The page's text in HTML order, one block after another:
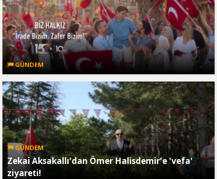
GÜNDEM
GÜNDEM
Zekai Aksakallı'dan Ömer Halisdemir'e 'vefa'
ziyareti!